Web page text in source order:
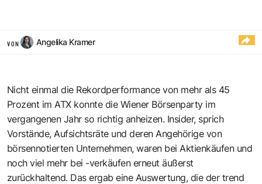
VON Angelika Kramer
Nicht einmal die Rekordperformance von mehr als 45
Prozent im ATX konnte die Wiener Börsenparty im
vergangenen Jahr so richtig anheizen. Insider, sprich
Vorstände, Aufsichtsräte und deren Angehörige von
börsennotierten Unternehmen, waren bei Aktienkäufen und
noch viel mehr bei -verkäufen erneut äußerst
zurückhaltend. Das ergab eine Auswertung, die der trend